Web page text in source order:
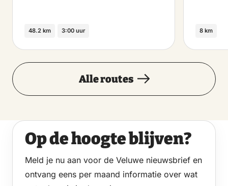
48.2 km 3:00 uur 8 km
Alle routes
Op de hoogte blijven?
Meld je nu aan voor de Veluwe nieuwsbrief en
ontvang eens per maand informatie over wat